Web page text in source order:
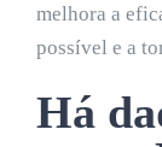
melhora a
possível e a
Há